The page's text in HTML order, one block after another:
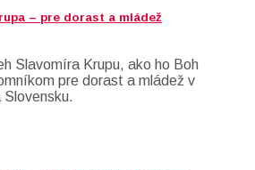
– pre dorast a mládež
Slavomíra Krupu, ako ho Boh
pre dorast a mládež v